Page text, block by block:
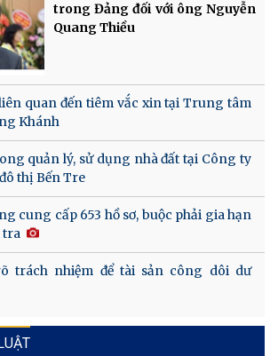
trong Đảng đối với ông Nguyễn
Quang Thiều
quan đến tiêm vắc xin tại Trung tâm
Khánh
quản lý, sử dụng nhà đất tại Công ty
thị Bến Tre
cung cấp 653 hồ sơ, buộc phải gia hạn
tra
trách nhiệm để tài sản công dôi dư